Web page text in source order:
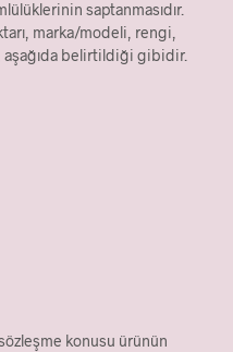
saptanmasıdır.
marka/modeli, rengi,
belirtildiği gibidir.
konusu ürünün